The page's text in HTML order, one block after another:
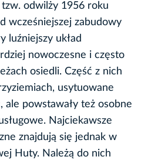
odwilży 1956 roku
wcześniejszej zabudowy
luźniejszy układ
nowoczesne i często
osiedli. Część z nich
usytuowane
ale powstawały też osobne
Najciekawsze
znajdują się jednak w
Huty. Należą do nich